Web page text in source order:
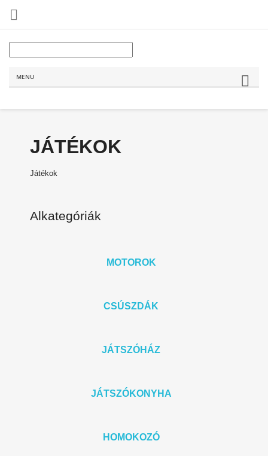

MENU
JÁTÉKOK
Játékok
Alkategóriák
MOTOROK
CSÚSZDÁK
JÁTSZÓHÁZ
JÁTSZÓKONYHA
HOMOKOZÓ